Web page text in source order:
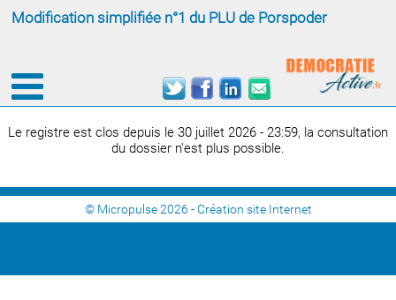
Modification simplifiée n°1 du PLU de Porspoder
Le registre est clos depuis le 30 juillet 2026 - 23:59, la consultation
du dossier n'est plus possible.
© Micropulse 2026 -Création site Internet